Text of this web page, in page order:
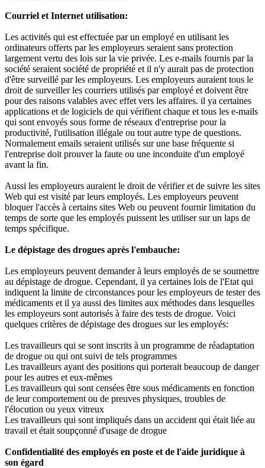
Courriel et Internet utilisation:
Les activités qui est effectuée par un employé en utilisant les
ordinateurs offerts par les employeurs seraient sans protection
largement vertu des lois sur la vie privée. Les e-mails fournis par la
société seraient société de propriété et il n'y aurait pas de protection
d'être surveillé par les employeurs. Les employeurs auraient tous le
droit de surveiller les courriers utilisés par employé et doivent être
pour des raisons valables avec effet vers les affaires. il ya certaines
applications et de logiciels de qui vérifient chaque et tous les e-mails
qui sont envoyés sous forme de réseaux d'entreprise pour la
productivité, l'utilisation illégale ou tout autre type de questions.
Normalement emails seraient utilisés sur une base fréquente si
l'entreprise doit prouver la faute ou une inconduite d'un employé
avant la fin.
Aussi les employeurs auraient le droit de vérifier et de suivre les sites
Web qui est visité par leurs employés. Les employeurs peuvent
bloquer l'accès à certains sites Web ou peuvent fournir limitation du
temps de sorte que les employés puissent les utiliser sur un laps de
temps spécifique.
Le dépistage des drogues après l'embauche:
Les employeurs peuvent demander à leurs employés de se soumettre
au dépistage de drogue. Cependant, il ya certaines lois de l'Etat qui
indiquent la limite de circonstances pour les employeurs de tester des
médicaments et il ya aussi des limites aux méthodes dans lesquelles
les employeurs sont autorisés à faire des tests de drogue. Voici
quelques critères de dépistage des drogues sur les employés:
Les travailleurs qui se sont inscrits à un programme de réadaptation
de drogue ou qui ont suivi de tels programmes
Les travailleurs ayant des positions qui porterait beaucoup de danger
pour les autres et eux-mêmes
Les travailleurs qui sont censées être sous médicaments en fonction
de leur comportement ou de preuves physiques, troubles de
l'élocution ou yeux vitreux
Les travailleurs qui sont impliqués dans un accident qui était liée au
travail et était soupçonné d'usage de drogue
Confidentialité des employés en poste et de l'aide juridique à
son égard